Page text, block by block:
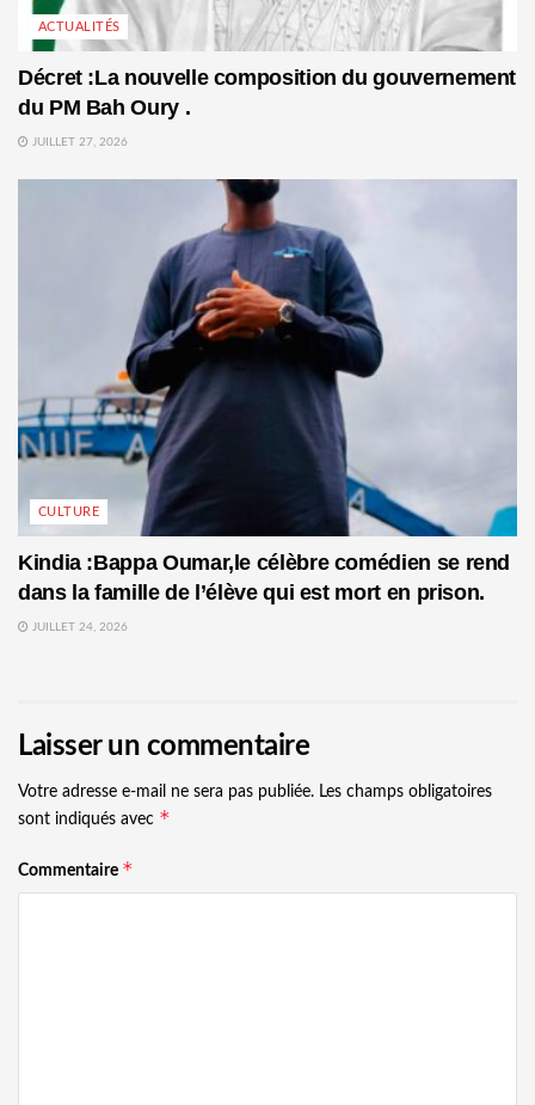
ACTUALITÉS
Décret :La nouvelle composition du gouvernement
du PM Bah Oury .
JUILLET 27, 2026
CULTURE
Kindia :Bappa Oumar,le célèbre comédien se rend
dans la famille de l’élève qui est mort en prison.
JUILLET 24, 2026
Laisser un commentaire
Votre adresse e-mail ne sera pas publiée. Les champs obligatoires
sont indiqués avec *
Commentaire *